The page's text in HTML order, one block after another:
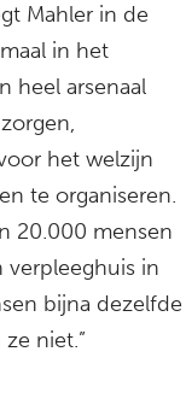
Mahler in de
in het
heel arsenaal
het welzijn
te organiseren.
20.000 mensen
in
bijna dezelfde
niet.”